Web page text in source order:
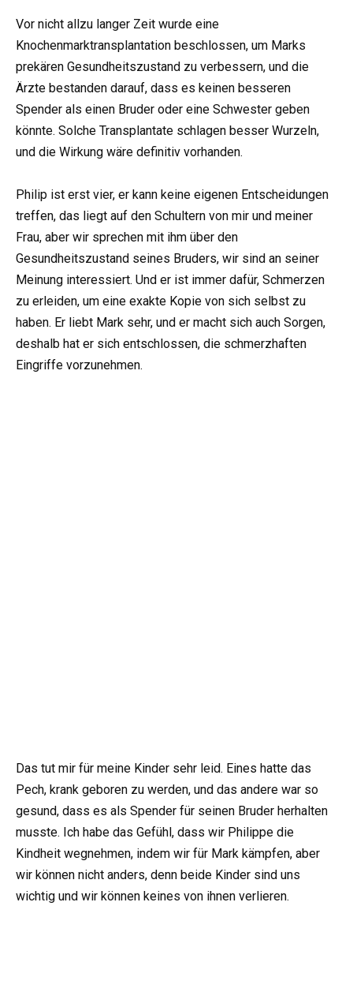
Vor nicht allzu langer Zeit wurde eine
Knochenmarktransplantation beschlossen, um Marks
prekären Gesundheitszustand zu verbessern, und die
Ärzte bestanden darauf, dass es keinen besseren
Spender als einen Bruder oder eine Schwester geben
könnte. Solche Transplantate schlagen besser Wurzeln,
und die Wirkung wäre definitiv vorhanden.
Philip ist erst vier, er kann keine eigenen Entscheidungen
treffen, das liegt auf den Schultern von mir und meiner
Frau, aber wir sprechen mit ihm über den
Gesundheitszustand seines Bruders, wir sind an seiner
Meinung interessiert. Und er ist immer dafür, Schmerzen
zu erleiden, um eine exakte Kopie von sich selbst zu
haben. Er liebt Mark sehr, und er macht sich auch Sorgen,
deshalb hat er sich entschlossen, die schmerzhaften
Eingriffe vorzunehmen.
Das tut mir für meine Kinder sehr leid. Eines hatte das
Pech, krank geboren zu werden, und das andere war so
gesund, dass es als Spender für seinen Bruder herhalten
musste. Ich habe das Gefühl, dass wir Philippe die
Kindheit wegnehmen, indem wir für Mark kämpfen, aber
wir können nicht anders, denn beide Kinder sind uns
wichtig und wir können keines von ihnen verlieren.